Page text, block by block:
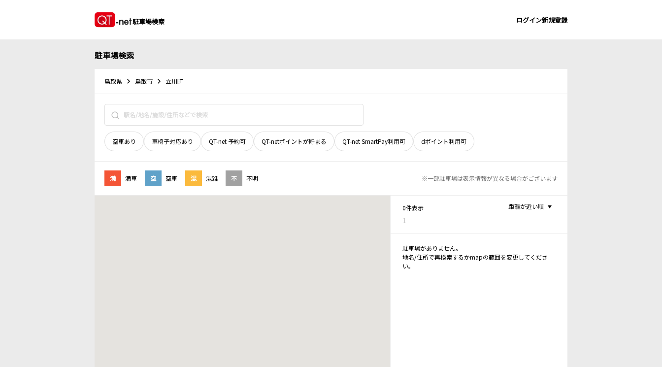
駐車場検索 ログイン新規登録
駐車場検索
鳥取県 鳥取市 立川町
空車あり 車椅子対応あり QT-net 予約可 QT-netポイントが貯まる QT-net SmartPay利用可 dポイント利用可
満 満車 空 空車 混 混雑 不 不明 ※一部駐車場は表示情報が異なる場合がございます
0件表示
1
距離が近い順
駐車場がありません。
地名/住所で再検索するかmapの範囲を変更してくださ
い。